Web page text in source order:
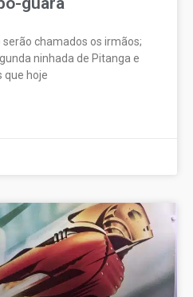
chamados os irmãos;
ninhada de Pitanga e
que hoje